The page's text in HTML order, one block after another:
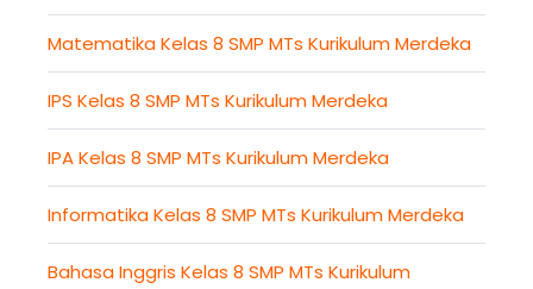
Matematika Kelas 8 SMP MTs Kurikulum Merdeka
IPS Kelas 8 SMP MTs Kurikulum Merdeka
IPA Kelas 8 SMP MTs Kurikulum Merdeka
Informatika Kelas 8 SMP MTs Kurikulum Merdeka
Bahasa Inggris Kelas 8 SMP MTs Kurikulum